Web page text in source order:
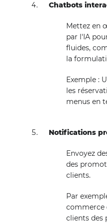
Chatbots
Mettez en
par l'IA
fluides,
la
Exemple :
les
menus en
Notifications
Envoyez
des
clients.
Par
commerce
clients des